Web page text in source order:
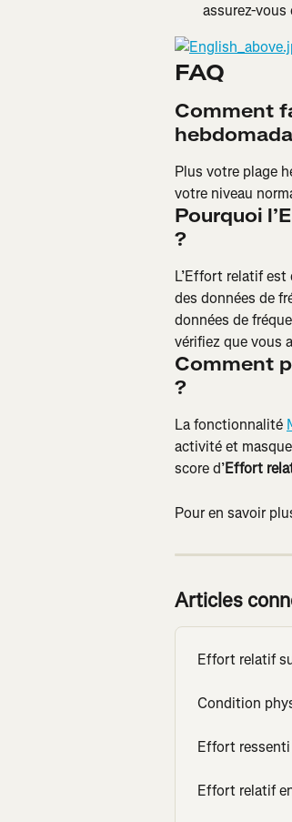
assurez-
FAQ
Comment
Plus votre plage
votre niveau
Pourquoi
?
L’Effort relatif
des données de
données de
vérifiez que vous
Comment
?
La fonctionnalité
activité et
score d’Effort
Pour en savoir
Articles
Effort relatif
Condition
Effort ressenti
Effort relatif